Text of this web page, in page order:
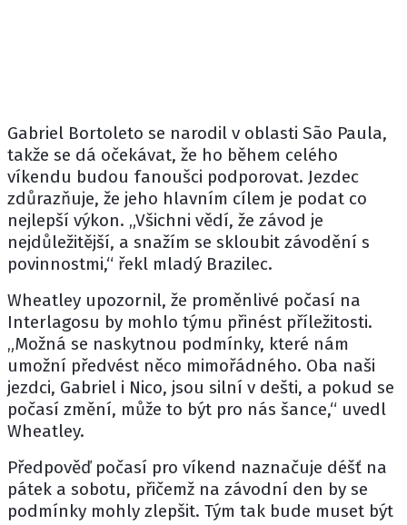
Gabriel Bortoleto se narodil v oblasti São Paula,
takže se dá očekávat, že ho během celého
víkendu budou fanoušci podporovat. Jezdec
zdůrazňuje, že jeho hlavním cílem je podat co
nejlepší výkon. „Všichni vědí, že závod je
nejdůležitější, a snažím se skloubit závodění s
povinnostmi,“ řekl mladý Brazilec.
Wheatley upozornil, že proměnlivé počasí na
Interlagosu by mohlo týmu přinést příležitosti.
„Možná se naskytnou podmínky, které nám
umožní předvést něco mimořádného. Oba naši
jezdci, Gabriel i Nico, jsou silní v dešti, a pokud se
počasí změní, může to být pro nás šance,“ uvedl
Wheatley.
Předpověď počasí pro víkend naznačuje déšť na
pátek a sobotu, přičemž na závodní den by se
podmínky mohly zlepšit. Tým tak bude muset být